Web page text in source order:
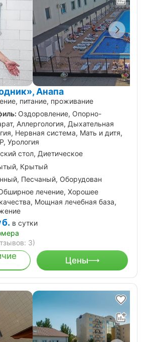
Анапа
питание, проживание
Оздоровление, Опорно-
Аллергология, Дыхательная
Нервная система, Мать и дитя,
Урология
стол, Диетическое
Крытый
Песчаный, Оборудован
лечение, Хорошее
Мощная лечебная база,
в сутки
3)
Цены